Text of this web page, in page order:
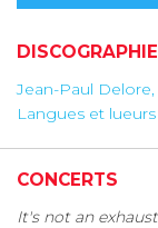
Jean-Paul Delore,
Langues et lueurs
CONCERTS
It's not an